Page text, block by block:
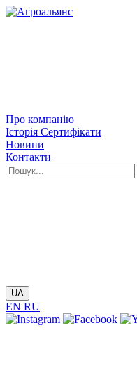
Про компанію
Історія Сертифікати
Новини
Контакти
UA
EN RU